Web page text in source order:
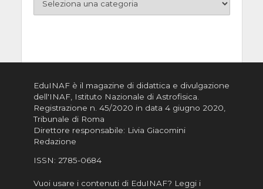
EduINAF è il magazine di didattica e divulgazione
dell'INAF, Istituto Nazionale di Astrofisica
Registrazione n. 45/2020 in data 4 giugno 2020,
Tribunale di Roma
Direttore responsabile: Livia Giacomini
Redazione
ISSN: 2785-0684
Vuoi usare i contenuti di EduINAF? Leggi i